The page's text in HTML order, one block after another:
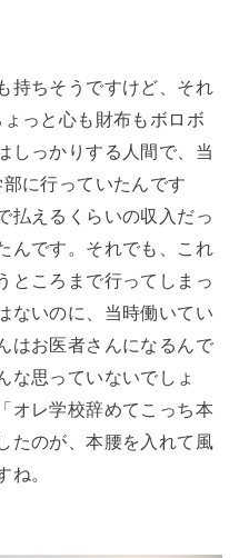
持ちそうですけど、それ
っと心も財布もボロボ
しっかりする人間で、当
に行っていたんです
払えるくらいの収入だっ
んです。それでも、これ
ところまで行ってしまっ
ないのに、当時働いてい
はお医者さんになるんで
な思っていないでしょ
オレ学校辞めてこっち本
たのが、本腰を入れて風
ね。